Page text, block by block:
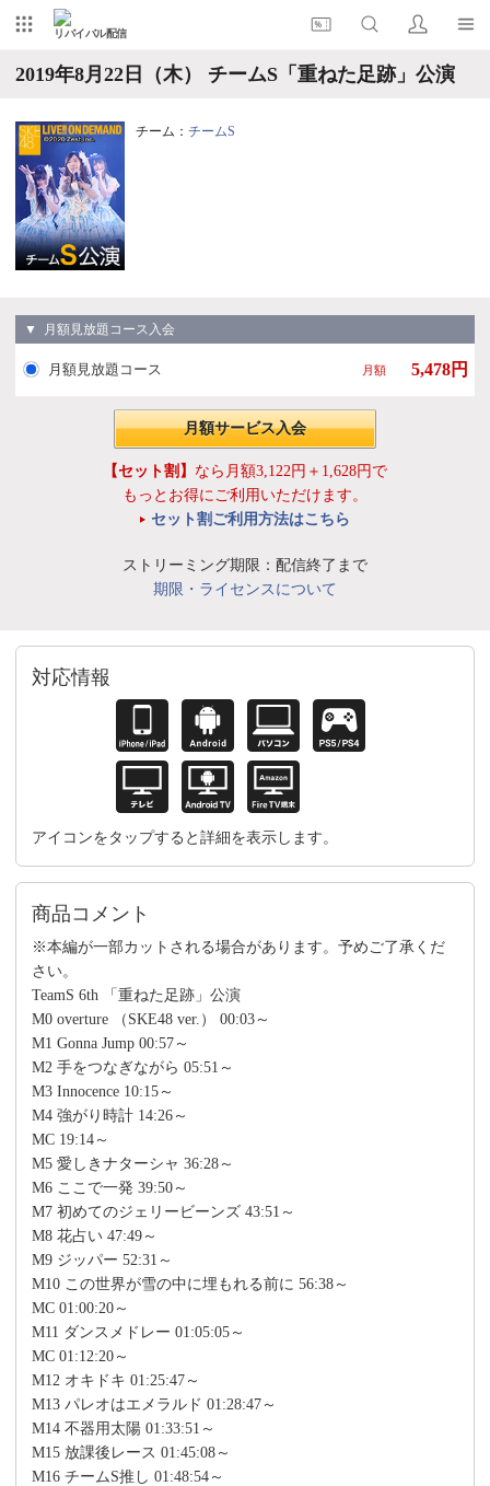
リバイバル配信
2019年8月22日（木） チームS「重ねた足跡」公演
チーム： チームS
▼ 月額見放題コース入会
月額見放題コース 月額 5,478円
月額サービス入会
【セット割】 なら月額3,122円＋1,628円で
もっとお得にご利用いただけます。
セット割ご利用方法はこちら
ストリーミング期限：配信終了まで
期限・ライセンスについて
対応情報
アイコンをタップすると詳細を表示します。
商品コメント
※本編が一部カットされる場合があります。予めご了承くだ
さい。
TeamS 6th 「重ねた足跡」公演
M0 overture （SKE48 ver.） 00:03～
M1 Gonna Jump 00:57～
M2 手をつなぎながら 05:51～
M3 Innocence 10:15～
M4 強がり時計 14:26～
MC 19:14～
M5 愛しきナターシャ 36:28～
M6 ここで一発 39:50～
M7 初めてのジェリービーンズ 43:51～
M8 花占い 47:49～
M9 ジッパー 52:31～
M10 この世界が雪の中に埋もれる前に 56:38～
MC 01:00:20～
M11 ダンスメドレー 01:05:05～
MC 01:12:20～
M12 オキドキ 01:25:47～
M13 パレオはエメラルド 01:28:47～
M14 不器用太陽 01:33:51～
M15 放課後レース 01:45:08～
M16 チームS推し 01:48:54～